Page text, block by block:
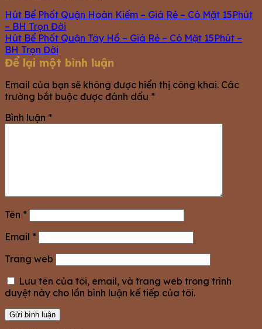
Hút Bể Phốt Quận Hoàn Kiếm – Giá Rẻ – Có Mặt 15Phút
– BH Trọn Đời
Hút Bể Phốt Quận Tây Hồ – Giá Rẻ – Có Mặt 15Phút –
BH Trọn Đời
Để lại một bình luận
Email của bạn sẽ không được hiển thị công khai. Các
trường bắt buộc được đánh dấu *
Bình luận *
Tên *
Email *
Trang web
Lưu tên của tôi, email, và trang web trong trình
duyệt này cho lần bình luận kế tiếp của tôi.